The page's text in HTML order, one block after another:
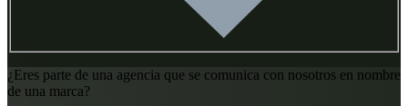
¿Eres parte de una agencia que se comunica con nosotros en nombre
de una marca?